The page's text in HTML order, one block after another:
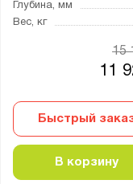
Глубина, мм
Вес, кг
11
15
Быстрый
В корзину